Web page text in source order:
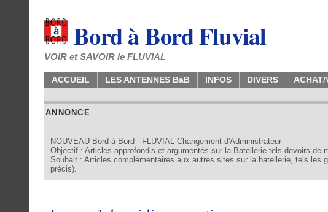
Bord à Bord Fluvial
VOIR et SAVOIR le FLUVIAL
ACCUEIL LES ANTENNES BaB INFOS DIVERS ACHAT/
ANNONCE
NOUVEAU Bord à Bord - FLUVIAL Changement d'Administrateur
Objectif : Articles approfondis et argumentés sur la Batellerie tels devoirs
Souhait : Articles complémentaires aux autres sites sur la batellerie, tels
précis).